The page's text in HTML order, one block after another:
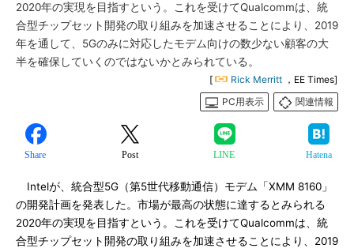
2020年の実現を目指すという。これを受けてQualcommは、統
合型チップセット開発の取り組みを加速させることにより、2019
年を通して、5Gのみに対応したモデム向けの数少ない顧客の大
半を確保していくのではないかとみられている。
[ Rick Merritt ，EE Times]
PC用表示
関連情報
Share Post LINE Hatena
Intelが、統合型5G（第5世代移動通信）モデム「XMM 8160」
の開発計画を発表した。市場が最高の状態に達するとみられる
2020年の実現を目指すという。これを受けてQualcommは、統
合型チップセット開発の取り組みを加速させることにより、2019